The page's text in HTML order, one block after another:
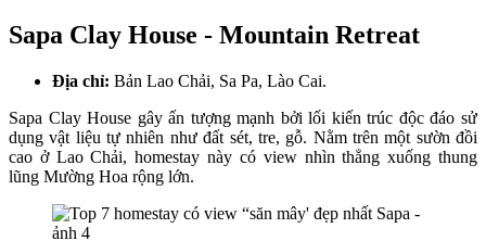
Sapa Clay House - Mountain Retreat
Địa chỉ: Bản Lao Chải, Sa Pa, Lào Cai.
Sapa Clay House gây ấn tượng mạnh bởi lối kiến trúc độc đáo sử
dụng vật liệu tự nhiên như đất sét, tre, gỗ. Nằm trên một sườn đồi
cao ở Lao Chải, homestay này có view nhìn thẳng xuống thung
lũng Mường Hoa rộng lớn.